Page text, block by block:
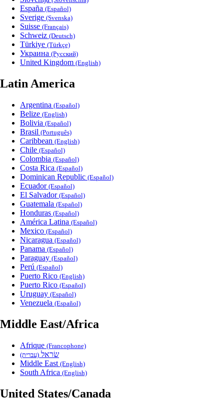
España (Español)
Sverige (Svenska)
Suisse (Français)
Schweiz (Deutsch)
Türkiye (Türkçe)
Украина (Русский)
United Kingdom (English)
Latin America
Argentina (Español)
Belize (English)
Bolivia (Español)
Brasil (Português)
Caribbean (English)
Chile (Español)
Colombia (Español)
Costa Rica (Español)
Dominican Republic (Español)
Ecuador (Español)
El Salvador (Español)
Guatemala (Español)
Honduras (Español)
América Latina (Español)
Mexico (Español)
Nicaragua (Español)
Panama (Español)
Paraguay (Español)
Perú (Español)
Puerto Rico (English)
Puerto Rico (Español)
Uruguay (Español)
Venezuela (Español)
Middle East/Africa
Afrique (Francophone)
שׂראל (עברית)
Middle East (English)
South Africa (English)
United States/Canada